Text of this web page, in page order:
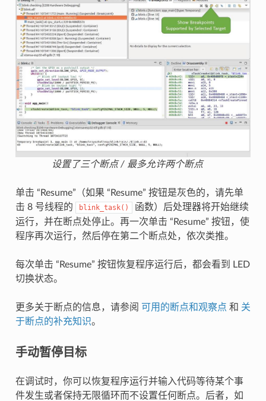
设置了三个断点 / 最多允许两个断点
单击 “Resume”（如果 “Resume” 按钮是灰色的，请先单
击 8 号线程的
blink_task()
函数）后处理器将开始继续
运行，并在断点处停止。再一次单击 “Resume” 按钮，使
程序再次运行，然后停在第二个断点处，依次类推。
每次单击 “Resume” 按钮恢复程序运行后，都会看到 LED
切换状态。
更多关于断点的信息，请参阅 可用的断点和观察点 和 关
于断点的补充知识。
手动暂停目标
在调试时，你可以恢复程序运行并输入代码等待某个事
件发生或者保持无限循环而不设置任何断点。后者，如